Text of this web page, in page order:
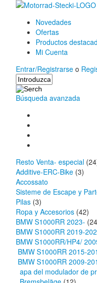
Novedades
Ofertas
Productos
Mi Cuenta
Entrar/Registrarse o
Búsqueda avanzada
Resto Venta- especial
Additive-ERC-Bike (3)
Accossato
Sisteme de Escape y
Pilas (3)
Ropa y Accesorios (42)
BMW S1000RR 2023-
BMW S1000RR 2019-
BMW S1000RR/HP4/
BMW S1000RR 2015-
BMW S1000RR 2009-
apa del modulador de